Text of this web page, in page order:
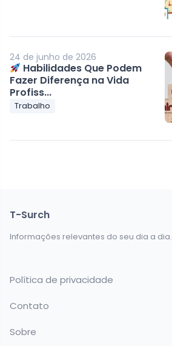
24 de junho de 2026
Habilidades Que Podem
Fazer Diferença na Vida
Profiss...
Trabalho
T-Surch
Informações relevantes do seu dia a dia.
Política de privacidade
Contato
Sobre